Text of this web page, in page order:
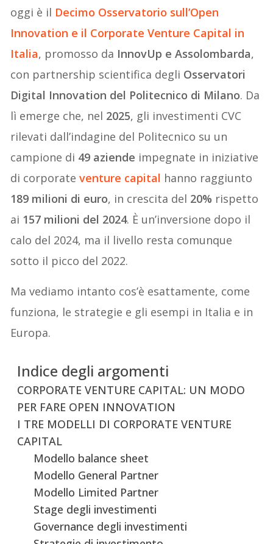
oggi è il Decimo Osservatorio sull’Open
Innovation e il Corporate Venture Capital in
Italia, promosso da InnovUp e Assolombarda,
con partnership scientifica degli Osservatori
Digital Innovation del Politecnico di Milano. Da
lì emerge che, nel 2025, gli investimenti CVC
rilevati dall’indagine del Politecnico su un
campione di 49 aziende impegnate in iniziative
di corporateventure capital hanno raggiunto
189 milioni di euro, in crescita del 20% rispetto
ai 157 milioni del 2024. È un’inversione dopo il
calo del 2024, ma il livello resta comunque
sotto il picco del 2022.
Ma vediamo intanto cos’è esattamente, come
funziona, le strategie e gli esempi in Italia e in
Europa.
Indice degli argomenti
CORPORATE VENTURE CAPITAL: UN MODO
PER FARE OPEN INNOVATION
I TRE MODELLI DI CORPORATE VENTURE
CAPITAL
Modello balance sheet
Modello General Partner
Modello Limited Partner
Stage degli investimenti
Governance degli investimenti